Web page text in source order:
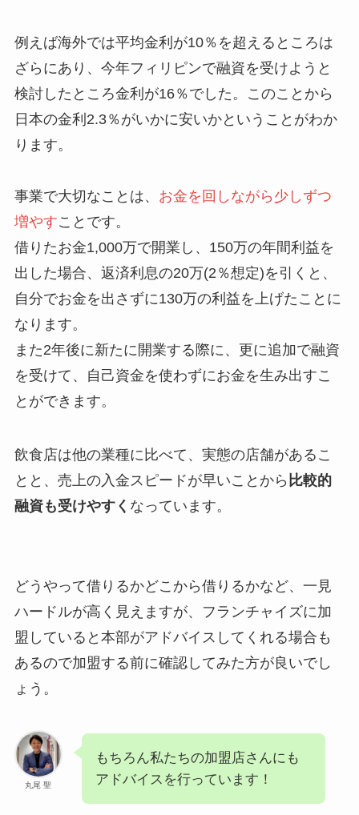
例えば海外では平均金利が10％を超えるところは
ざらにあり、今年フィリピンで融資を受けようと
検討したところ金利が16％でした。このことから
日本の金利2.3％がいかに安いかということがわか
ります。
事業で大切なことは、 お金を回しながら少しずつ
増やすことです。
借りたお金1,000万で開業し、150万の年間利益を
出した場合、返済利息の20万(2％想定)を引くと、
自分でお金を出さずに130万の利益を上げたことに
なります。
また2年後に新たに開業する際に、更に追加で融資
を受けて、自己資金を使わずにお金を生み出すこ
とができます。
飲食店は他の業種に比べて、実態の店舗があるこ
とと、売上の入金スピードが早いことから 比較的
融資も受けやすく なっています。
どうやって借りるかどこから借りるかなど、一見
ハードルが高く見えますが、フランチャイズに加
盟していると本部がアドバイスしてくれる場合も
あるので加盟する前に確認してみた方が良いでし
ょう。
丸尾 聖
もちろん私たちの加盟店さんにも
アドバイスを行っています！